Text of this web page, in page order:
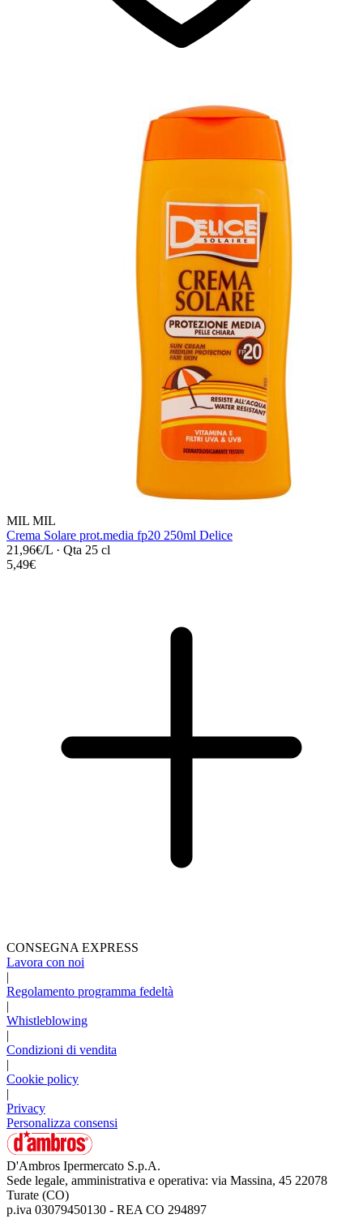
MIL MIL
Crema Solare prot.media fp20 250ml Delice
21,96€/L · Qta 25 cl
5,49€
CONSEGNA EXPRESS
Lavora con noi
|
Regolamento programma fedeltà
|
Whistleblowing
|
Condizioni di vendita
|
Cookie policy
|
Privacy
Personalizza consensi
D'Ambros Ipermercato S.p.A.
Sede legale, amministrativa e operativa: via Massina, 45 22078
Turate (CO)
p.iva 03079450130 - REA CO 294897